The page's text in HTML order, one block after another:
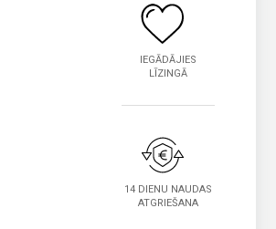
IEGĀDĀJIES
LĪZINGĀ
14 DIENU NAUDAS
ATGRIEŠANA